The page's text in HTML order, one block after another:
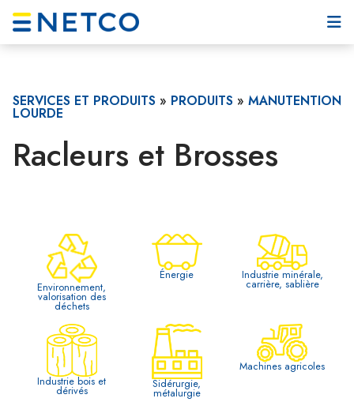
SERVICES ET PRODUITS » PRODUITS » MANUTENTION
LOURDE
Racleurs et Brosses
Environnement,
valorisation des
déchets
Énergie Industrie minérale,
carrière, sablière
Industrie bois et
dérivés Sidérurgie,
métalurgie
Machines agricoles